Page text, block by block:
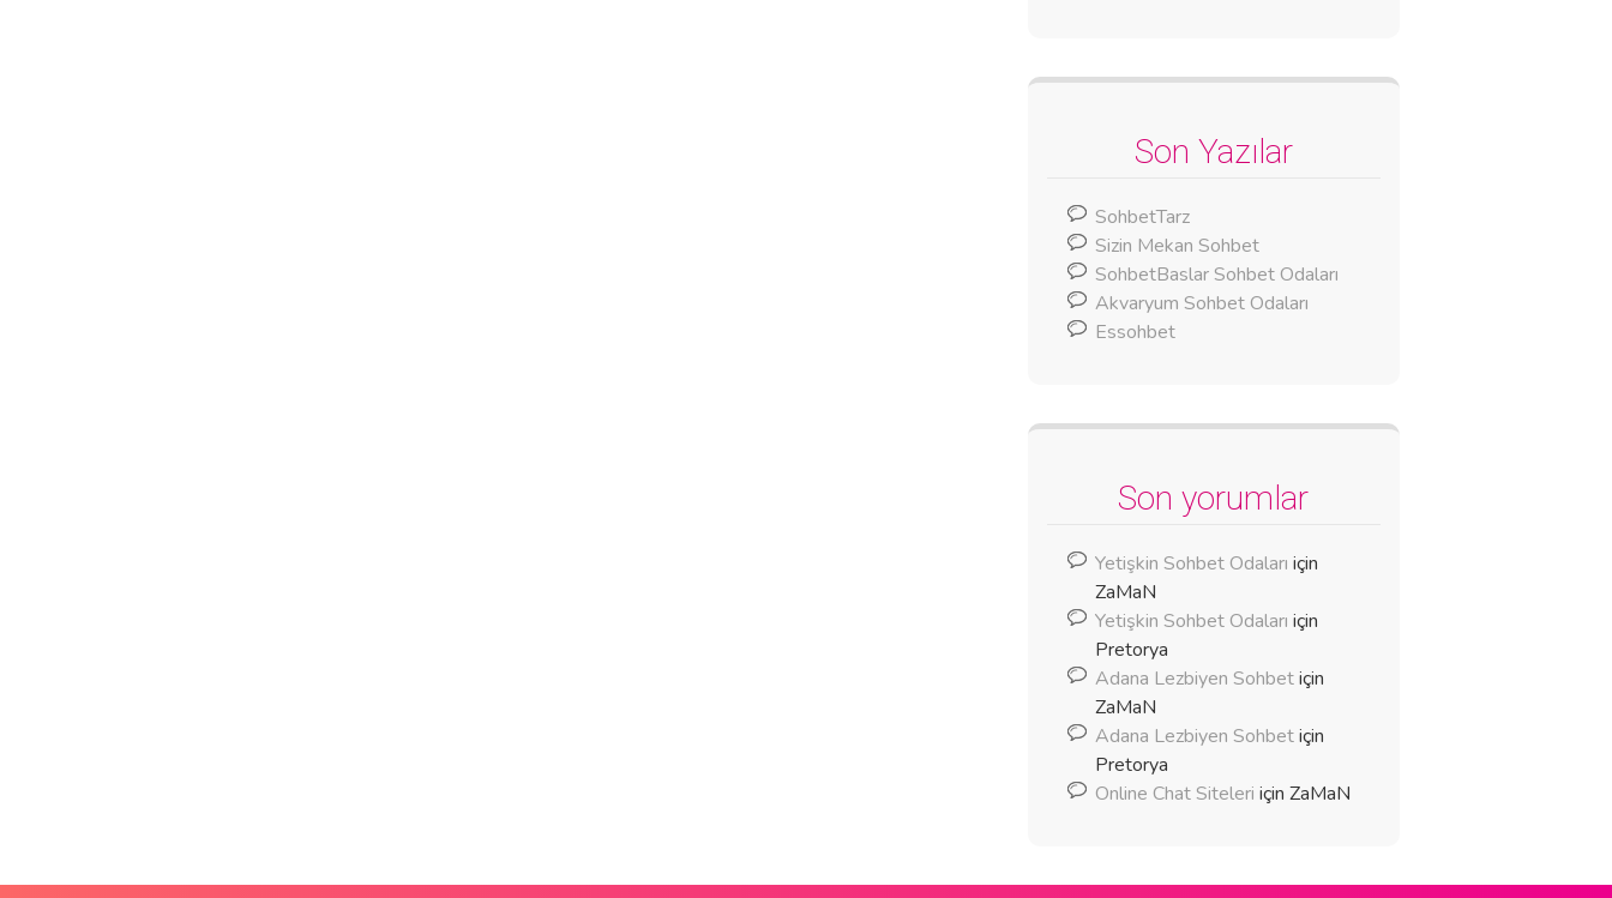
Son Yazılar
SohbetTarz
Sizin Mekan Sohbet
SohbetBaslar Sohbet Odaları
Akvaryum Sohbet Odaları
Essohbet
Son yorumlar
Yetişkin Sohbet Odaları için
ZaMaN
Yetişkin Sohbet Odaları için
Pretorya
Adana Lezbiyen Sohbetiçin
ZaMaN
Adana Lezbiyen Sohbetiçin
Pretorya
Online Chat Siteleri için ZaMaN